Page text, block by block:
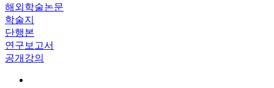
해외학술논문
학술지
단행본
연구보고서
공개강의